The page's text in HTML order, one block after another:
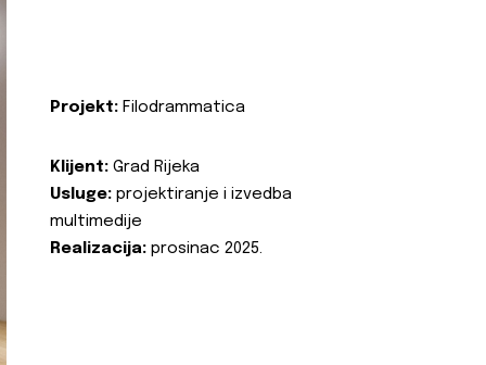
Projekt: Filodrammatica
Klijent: Grad Rijeka
Usluge: projektiranje i izvedba
multimedije
Realizacija: prosinac 2025.